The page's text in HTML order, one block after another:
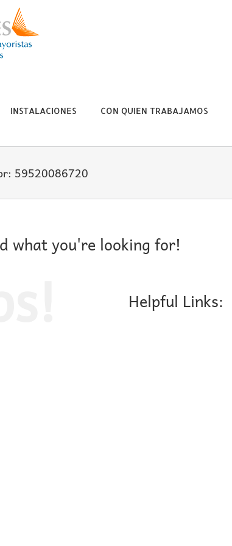
INSTALACIONES CON QUIEN TRABAJAMOS
59520086720
what you're looking for!
Helpful Links: